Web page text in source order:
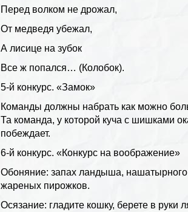
Перед волком не дрожал,
От медведя убежал,
А лисице на зубок
Все ж попался… (Колобок).
5-й конкурс. «Замок»
Команды должны набрать как можно
Та команда, у которой куча с шишками
побеждает.
6-й конкурс. «Конкурс на воображение»
Обоняние: запах ландыша, нашатырного
жареных пирожков.
Осязание: гладите кошку, берете в руки